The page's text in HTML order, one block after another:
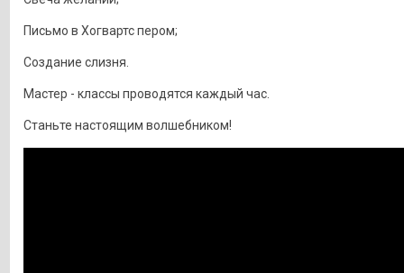
Письмо в Хогвартс пером;
Создание слизня.
Мастер - классы проводятся каждый час.
Станьте настоящим волшебником!